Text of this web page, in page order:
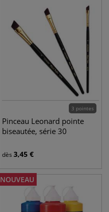
3 pointes
Pinceau Leonard pointe
biseautée, série 30
dès 3,45 €
NOUVEAU